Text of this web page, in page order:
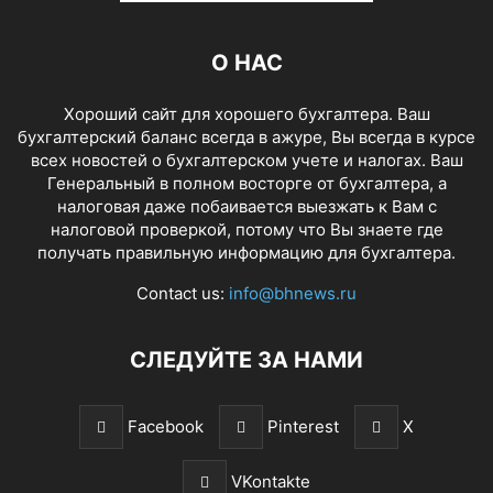
О НАС
Хороший сайт для хорошего бухгалтера. Ваш
бухгалтерский баланс всегда в ажуре, Вы всегда в курсе
всех новостей о бухгалтерском учете и налогах. Ваш
Генеральный в полном восторге от бухгалтера, а
налоговая даже побаивается выезжать к Вам с
налоговой проверкой, потому что Вы знаете где
получать правильную информацию для бухгалтера.
Contact us: info@bhnews.ru
СЛЕДУЙТЕ ЗА НАМИ
Facebook Pinterest X
VKontakte